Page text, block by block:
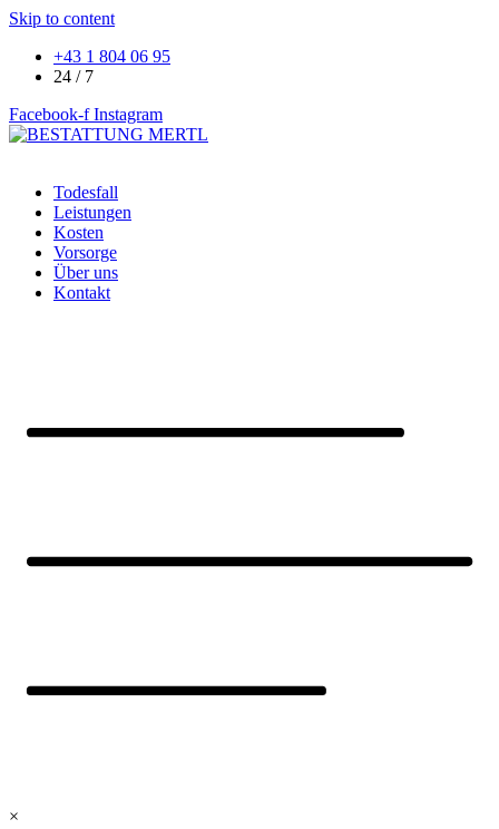
Skip to content
+43 1 804 06 95
24 / 7
Facebook-f Instagram
Todesfall
Leistungen
Kosten
Vorsorge
Über uns
Kontakt
×